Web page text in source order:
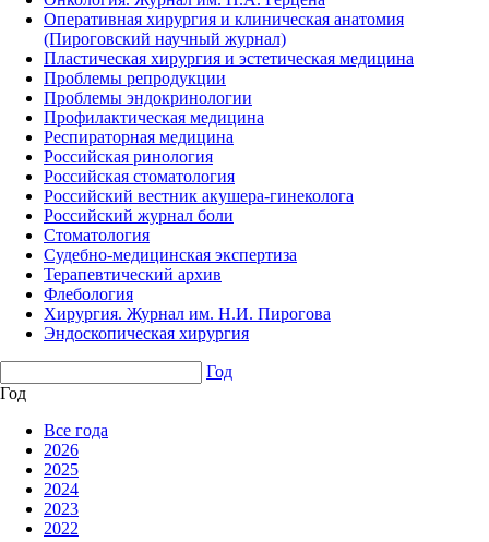
Оперативная хирургия и клиническая анатомия
(Пироговский научный журнал)
Пластическая хирургия и эстетическая медицина
Проблемы репродукции
Проблемы эндокринологии
Профилактическая медицина
Респираторная медицина
Российская ринология
Российская стоматология
Российский вестник акушера-гинеколога
Российский журнал боли
Стоматология
Судебно-медицинская экспертиза
Терапевтический архив
Флебология
Хирургия. Журнал им. Н.И. Пирогова
Эндоскопическая хирургия
Год
Год
Все года
2026
2025
2024
2023
2022